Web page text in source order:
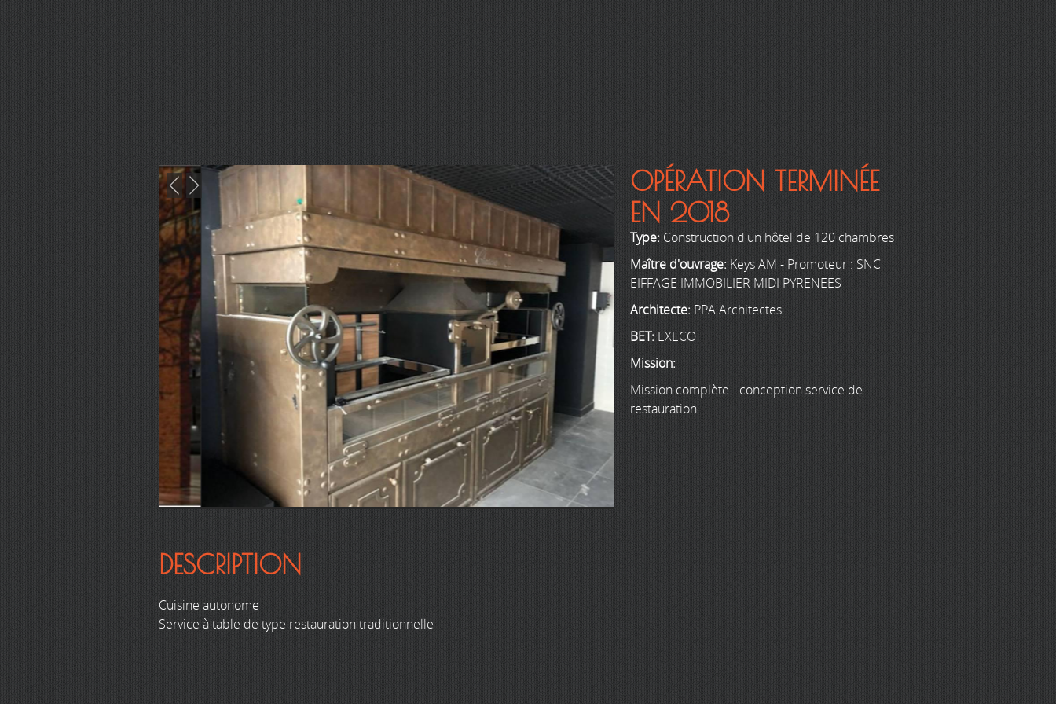
OPÉRATION TERMINÉE
EN 2018
Type: Construction d'un hôtel de 120 chambres
Maître d'ouvrage: Keys AM - Promoteur : SNC
EIFFAGE IMMOBILIER MIDI PYRENEES
Architecte: PPA Architectes
BET: EXECO
Mission:
Mission complète - conception service de
restauration
DESCRIPTION
Cuisine autonome
Service à table de type restauration traditionnelle